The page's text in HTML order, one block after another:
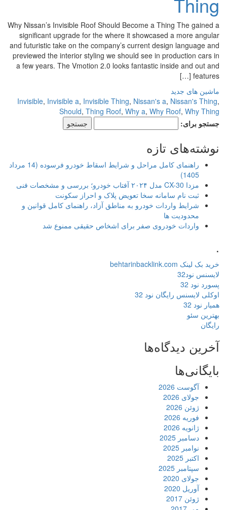
Why Nissan’s Invisible Roof Should Become a Thing The gained a
significant upgrade for the where it showcased a more angular
and futuristic take on the company’s current design language and
previewed the interior styling we should see in production cars in
a few years. The Vmotion 2.0 looks fantastic inside and out and
features […]
ماشین های جدید
Invisible,Invisible a,Invisible Thing,Nissan's a,Nissan's Thing
Should,Thing Roof,Why a,Why Roof,Why Thing
جستجو برای:
نوشته‌های تازه
راهنمای کامل مراحل و شرایط اسقاط خودرو فرسوده (14 مرداد
1405)
مزدا CX-30 مدل ۲۰۲۴ آفتاب خودرو؛ بررسی و مشخصات فنی
ثبت نام سامانه سخا تعویض پلاک و احراز سکونت
شرایط واردات خودرو به مناطق آزاد، راهنمای کامل قوانین و
محدودیت ها
واردات خودروی صفر برای اشخاص حقیقی ممنوع شد
خرید بک لینک behtarinbacklink.com
لایسنس نود32
پسورد نود 32
اوکلی لایسنس رایگان نود 32
همیار نود 32
بهترین سئو
رایگان
آخرین دیدگاه‌ها
بایگانی‌ها
آگوست 2026
جولای 2026
ژوئن 2026
فوریه 2026
ژانویه 2026
دسامبر 2025
نوامبر 2025
اکتبر 2025
سپتامبر 2025
جولای 2020
آوریل 2020
ژوئن 2017